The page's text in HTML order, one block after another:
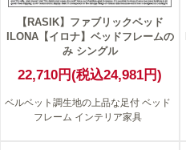
【RASIK】ファブリックベッド
ILONA【イロナ】ベッドフレームの
み シングル
22,710円(税込24,981円)
ベルベット調生地の上品な足付 ベッド
フレーム インテリア家具